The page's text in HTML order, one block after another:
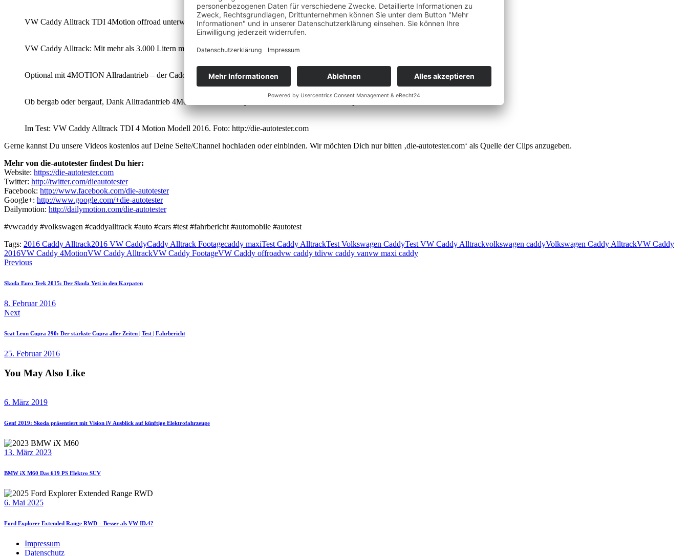
VW Caddy Alltrack TDI 4Motion offroad unterwegs. Foto: http://die-autotester.com
VW Caddy Alltrack: Mit mehr als 3.000 Litern max. Ladevolumen perfekt für Familie und Freizeit. Foto: VW / http://die-autotester.com
Optional mit 4MOTION Allradantrieb – der Caddy Alltrack 2016. Foto: VW / http://die-autotester.com
Ob bergab oder bergauf, Dank Alltradantrieb 4Motion für den Caddy Alltrack kein Problem. Foto: http://die-autotester.com
Im Test: VW Caddy Alltrack TDI 4 Motion Modell 2016. Foto: http://die-autotester.com
Gerne kannst Du unsere Videos kostenlos auf Deine Seite/Channel hochladen oder einbinden. Wir möchten Dich nur bitten ‚die-autotester.com‘ als Quelle der Clips anzugeben.
Mehr von die-autotester findest Du hier:
Website: https://die-autotester.com
Twitter: http://twitter.com/dieautotester
Facebook: http://www.facebook.com/die-autotester
Google+: http://www.google.com/+die-autotester
Dailymotion: http://dailymotion.com/die-autotester
#vwcaddy #volkswagen #caddyalltrack #auto #cars #test #fahrbericht #automobile #autotest
Tags: 2016 Caddy Alltrack2016 VW CaddyCaddy Alltrack Footagecaddy maxiTest Caddy AlltrackTest Volkswagen CaddyTest VW Caddy Alltrackvolkswagen caddyVolkswagen Caddy AlltrackVW Caddy
2016VW Caddy 4MotionVW Caddy AlltrackVW Caddy FootageVW Caddy offroadvw caddy tdivw caddy vanvw maxi caddy
Beitragsnavigation
Previous
Skoda Euro Trek 2015: Der Skoda Yeti in den Karpaten
8. Februar 2016
Next
Seat Leon Cupra 290: Der stärkste Cupra aller Zeiten | Test | Fahrbericht
25. Februar 2016
You May Also Like
6. März 2019
Genf 2019: Skoda präsentiert mit Vision iV Ausblick auf künftige Elektrofahrzeuge
13. März 2023
BMW iX M60 Das 619 PS Elektro SUV
6. Mai 2025
Ford Explorer Extended Range RWD – Besser als VW ID.4?
Impressum
Datenschutz